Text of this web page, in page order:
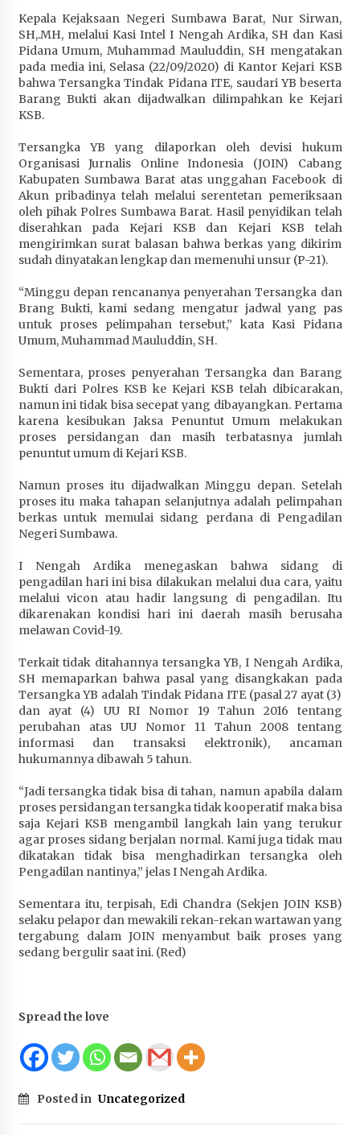
Bupati H. Jarot : Demi Keberlanjutan Pelayanan,
Perumdam Batulanteh Akan Lakukan
Penyesuaian Tarif Air Minum
4 minggu ago
Prestasi Nasional, Polwan Polres Sumbawa
Taekwondo Kapolri Cup ke-7
4 minggu ago
Sekretaris Bapperida, Dwi Rahayu, ST,. MM,.
Pimpin Rakor Aksi Konvergensi Percepatan
Penurunan Stunting di Sumbawa
4 minggu ago
Pandangan Fraksi – Fraksi DPRD Sumbawa
4 minggu ago
Bupati Sumbawa Lepas 487 Atlet dari Berbagai
Cabor yang Akan Berjuang pada PORPROV XII
NTB 2026
4 minggu ago
BAZNAS Kabupaten Sumbawa Salurkan Bantuan
Program 100 Mustahik Per Desa di Desa Teluk
4 minggu ago
Dosen UTS Siap Kembangkan Inovasi Lewat
Pelatihan PDPP 2026 Bali
4 minggu ago
Terapkan “Polantas Menyapa”, Satlantas Polres
Sumbawa Berupaya Wujudkan Pelayanan
Kepolisian yang Profesional
Capaian Program Pemerintah Kabupaten
Sumbawa Terus Dirasakan Masyarakat
1 bulan ago
Kepala Kejaksaan Negeri Sumbawa Barat, Nur Sirwan,
SH,.MH, melalui Kasi Intel I Nengah Ardika, SH dan Kasi
Pidana Umum, Muhammad Mauluddin, SH mengatakan
pada media ini, Selasa (22/09/2020) di Kantor Kejari KSB
bahwa Tersangka Tindak Pidana ITE, saudari YB beserta
Barang Bukti akan dijadwalkan dilimpahkan ke Kejari
KSB.
Tersangka YB yang dilaporkan oleh devisi hukum
Organisasi Jurnalis Online Indonesia (JOIN) Cabang
Kabupaten Sumbawa Barat atas unggahan Facebook di
Akun pribadinya telah melalui serentetan pemeriksaan
oleh pihak Polres Sumbawa Barat. Hasil penyidikan telah
diserahkan pada Kejari KSB dan Kejari KSB telah
mengirimkan surat balasan bahwa berkas yang dikirim
sudah dinyatakan lengkap dan memenuhi unsur (P-21).
“Minggu depan rencananya penyerahan Tersangka dan
Brang Bukti, kami sedang mengatur jadwal yang pas
untuk proses pelimpahan tersebut,” kata Kasi Pidana
Umum, Muhammad Mauluddin, SH.
Sementara, proses penyerahan Tersangka dan Barang
Bukti dari Polres KSB ke Kejari KSB telah dibicarakan,
namun ini tidak bisa secepat yang dibayangkan. Pertama
karena kesibukan Jaksa Penuntut Umum melakukan
proses persidangan dan masih terbatasnya jumlah
penuntut umum di Kejari KSB.
Namun proses itu dijadwalkan Minggu depan. Setelah
proses itu maka tahapan selanjutnya adalah pelimpahan
berkas untuk memulai sidang perdana di Pengadilan
Negeri Sumbawa.
I Nengah Ardika menegaskan bahwa sidang di
pengadilan hari ini bisa dilakukan melalui dua cara, yaitu
melalui vicon atau hadir langsung di pengadilan. Itu
dikarenakan kondisi hari ini daerah masih berusaha
melawan Covid-19.
Terkait tidak ditahannya tersangka YB, I Nengah Ardika,
SH memaparkan bahwa pasal yang disangkakan pada
Tersangka YB adalah Tindak Pidana ITE (pasal 27 ayat (3)
dan ayat (4) UU RI Nomor 19 Tahun 2016 tentang
perubahan atas UU Nomor 11 Tahun 2008 tentang
informasi dan transaksi elektronik), ancaman
hukumannya dibawah 5 tahun.
“Jadi tersangka tidak bisa di tahan, namun apabila dalam
proses persidangan tersangka tidak kooperatif maka bisa
saja Kejari KSB mengambil langkah lain yang terukur
agar proses sidang berjalan normal. Kami juga tidak mau
dikatakan tidak bisa menghadirkan tersangka oleh
Pengadilan nantinya,” jelas I Nengah Ardika.
Sementara itu, terpisah, Edi Chandra (Sekjen JOIN KSB)
selaku pelapor dan mewakili rekan-rekan wartawan yang
tergabung dalam JOIN menyambut baik proses yang
sedang bergulir saat ini. (Red)
Spread the love
Posted in Uncategorized